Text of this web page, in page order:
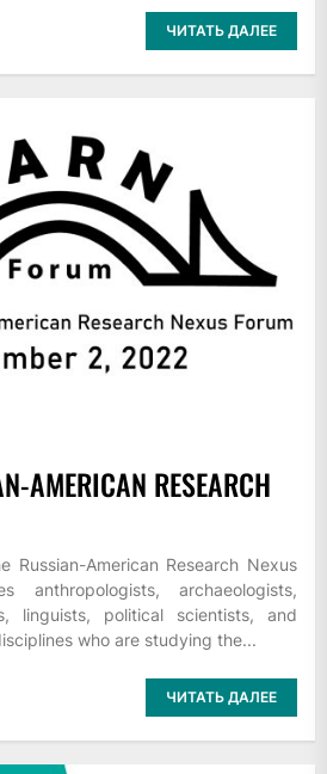
ЧИТАТЬ ДАЛЕЕ
AMERICAN RESEARCH
Russian-American Research Nexus
anthropologists, archaeologists,
linguists, political scientists, and
who are studying the...
ЧИТАТЬ ДАЛЕЕ